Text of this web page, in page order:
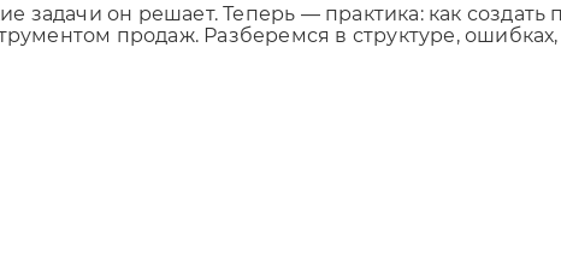
задачи он решает. Теперь — практика: как создать
продаж. Разберемся в структуре,